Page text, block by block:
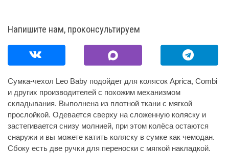
Напишите нам, проконсультируем
Cумка-чехол Leo Baby подойдет для колясок Aprica, Combi
и других производителей с похожим механизмом
складывания. Выполнена из плотной ткани с мягкой
прослойкой. Одевается сверху на сложенную коляску и
застегивается снизу молнией, при этом колёса остаются
снаружи и вы можете катить коляску в сумке как чемодан.
Сбоку есть две ручки для переноски с мягкой накладкой.